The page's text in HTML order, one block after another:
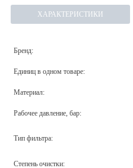
ХАРАКТЕРИСТИКИ
Бренд:
Единиц в одном товаре:
Материал:
Рабочее давление, бар:
Тип фильтра:
Степень очистки: